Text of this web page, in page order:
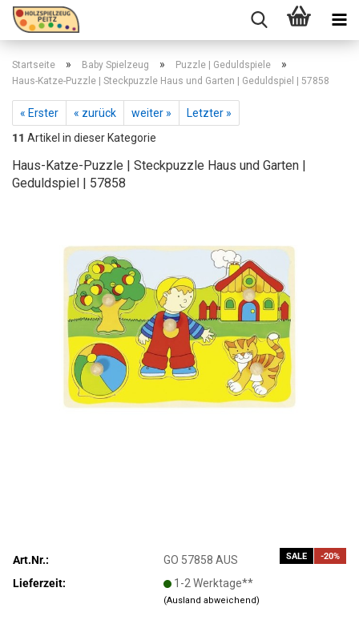
Startseite » Baby Spielzeug » Puzzle | Geduldspiele »
Haus-Katze-Puzzle | Steckpuzzle Haus und Garten | Geduldspiel | 57858
« Erster « zurück weiter »
Letzter »
11 Artikel in dieser Kategorie
Haus-Katze-Puzzle | Steckpuzzle Haus und Garten |
Geduldspiel | 57858
SALE -20%
Art.Nr.:
GO 57858 AUS
Lieferzeit:
1-2 Werktage**
(Ausland abweichend)